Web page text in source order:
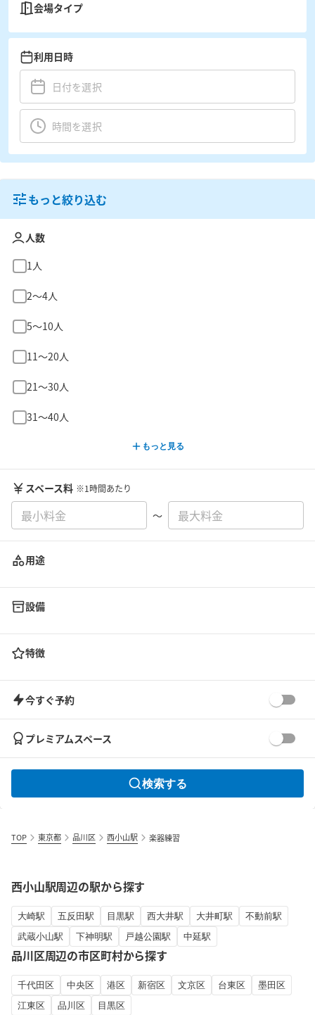
会場タイプ
利用日時
もっと絞り込む
人数
1人
2〜4人
5〜10人
11〜20人
21〜30人
31〜40人
もっと見る
スペース料 ※1時間あたり
〜
用途
設備
特徴
今すぐ予約
プレミアムスペース
検索する
TOP 東京都 品川区 西小山駅 楽器練習
西小山駅周辺の駅から探す
大崎駅 五反田駅 目黒駅 西大井駅 大井町駅
不動前駅
武蔵小山駅
下神明駅 戸越公園駅 中延駅
品川区周辺の市区町村から探す
千代田区 中央区 港区 新宿区 文京区 台東区
墨田区
江東区
品川区 目黒区